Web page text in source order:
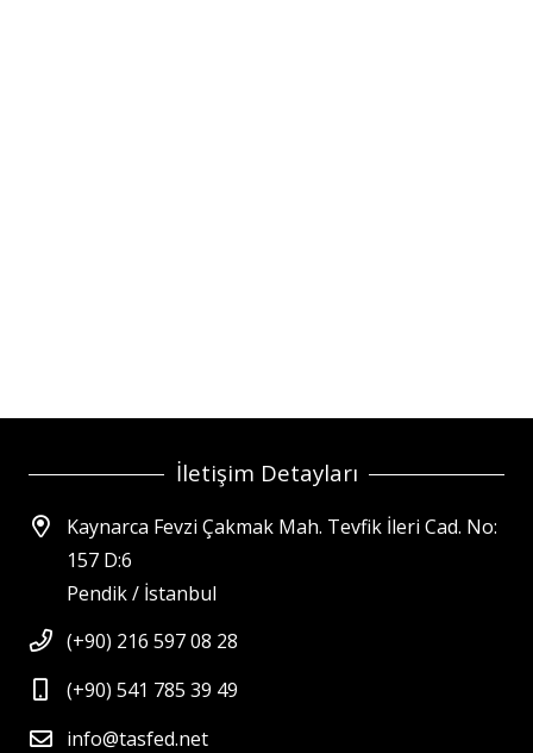
İletişim Detayları
Kaynarca Fevzi Çakmak Mah. Tevfik İleri Cad. No:
157 D:6
Pendik / İstanbul
(+90) 216 597 08 28
(+90) 541 785 39 49
info@tasfed.net